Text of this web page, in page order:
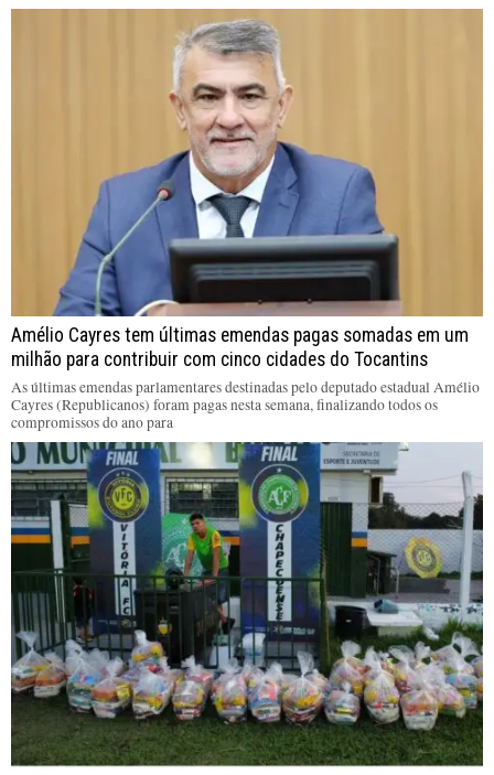
Amélio Cayres tem últimas emendas pagas somadas em um
milhão para contribuir com cinco cidades do Tocantins
As últimas emendas parlamentares destinadas pelo deputado estadual Amélio
Cayres (Republicanos) foram pagas nesta semana, finalizando todos os
compromissos do ano para